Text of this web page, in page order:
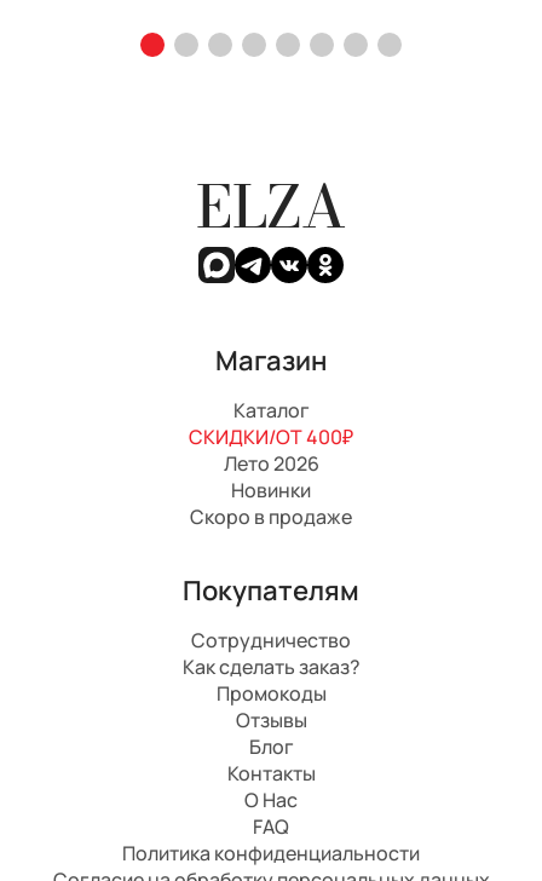
ELZA
Магазин
Каталог
СКИДКИ/ОТ 400₽
Лето 2026
Новинки
Скоро в продаже
Покупателям
Сотрудничество
Как сделать заказ?
Промокоды
Отзывы
Блог
Контакты
О Нас
FAQ
Политика конфиденциальности